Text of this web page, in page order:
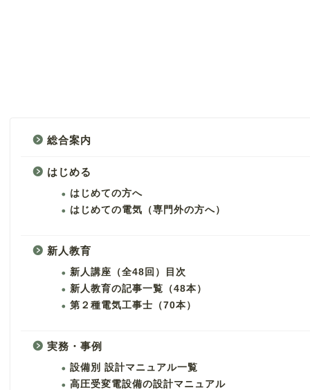
総合案内
はじめる
はじめての方へ
はじめての電気（専門外の方へ）
新人教育
新人講座（全48回）目次
新人教育の記事一覧（48本）
第２種電気工事士（70本）
実務・事例
設備別 設計マニュアル一覧
高圧受変電設備の設計マニュアル